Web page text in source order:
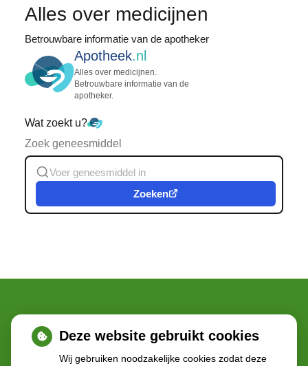
Alles over medicijnen
Betrouwbare informatie van de apotheker
Apotheek.nl
Alles over medicijnen.
Betrouwbare informatie van de
apotheker.
Wat zoekt u?
Zoek geneesmiddel
Zoeken
Deze website gebruikt cookies
Wij gebruiken noodzakelijke cookies zodat deze